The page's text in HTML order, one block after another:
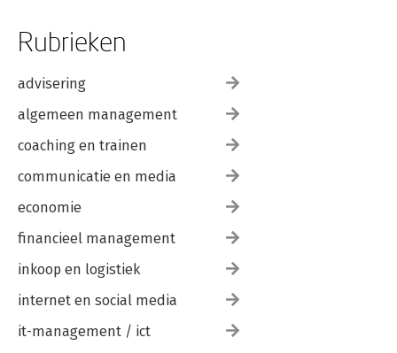
Creëer inzicht in de toekomst 165
Gewoontevorming en cadans 167
Toekomstverkennen en persoonlijk leiderschap 170
Dankwoord 173
Rubrieken
advisering
algemeen management
coaching en trainen
communicatie en media
economie
financieel management
inkoop en logistiek
internet en social media
it-management / ict